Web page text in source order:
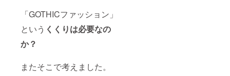
「GOTHICファッション」
という くくりは必要なの
か？
またそこで考えました。